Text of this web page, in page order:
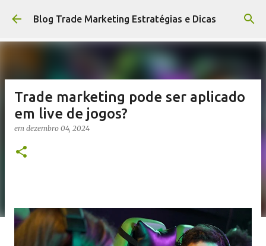
Pular para o conteúdo principal
Blog Trade Marketing Estratégias e Dicas
Trade marketing pode ser aplicado
em live de jogos?
em dezembro 04, 2024